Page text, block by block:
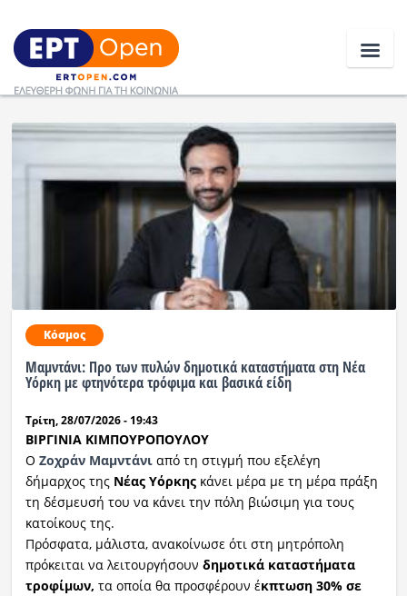
Ειδήσεις
Ελλάδα
Κοινωνία
Πολιτική
Οικονομία
Αθλητικά
Κόσμος
Ραδιόφωνο
Εκπομπές
Πολιτισμός
Κόσμος
Μαμντάνι: Προ των πυλών δημοτικά καταστήματα στη Νέα
Υόρκη με φτηνότερα τρόφιμα και βασικά είδη
Τρίτη, 28/07/2026 - 19:43
ΒΙΡΓΙΝΙΑ ΚΙΜΠΟΥΡΟΠΟΥΛΟΥ
Ο Ζοχράν Μαμντάνιαπό τη στιγμή που εξελέγη
δήμαρχος της Νέας Υόρκηςκάνει μέρα με τη μέρα πράξη
τη δέσμευσή του να κάνει την πόλη βιώσιμη για τους
κατοίκους της.
Πρόσφατα, μάλιστα, ανακοίνωσε ότι στη μητρόπολη
πρόκειται να λειτουργήσουν δημοτικά καταστήματα
τροφίμων, τα οποία θα προσφέρουν έκπτωση 30% σε